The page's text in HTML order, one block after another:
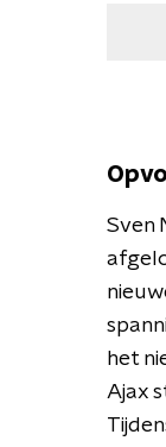
Sven
het
Ajax